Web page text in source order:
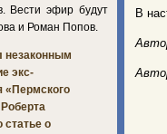
В
Вести эфир будут
и Роман Попов.
незаконным
экс-
«Пермского
статье о